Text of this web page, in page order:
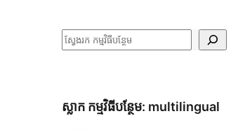
ស្វែងរក
ស្លាក​ កម្មវិធីបន្ថែម: multilingual